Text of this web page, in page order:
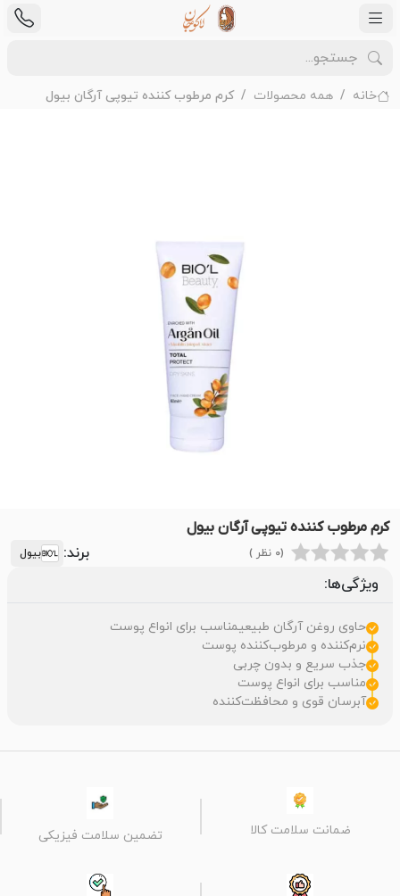
خانه همه محصولات کرم مرطوب کننده تیوپی آرگان بیول
کرم مرطوب کننده تیوپی آرگان بیول
(0 نظر ) برند: بیول
ویژگی‌ها:
حاوی روغن آرگان طبیعیمناسب برای انواع پوست
نرم‌کننده و مرطوب‌کننده پوست
جذب سریع و بدون چربی
مناسب برای انواع پوست
آبرسان قوی و محافظت‌کننده
ضمانت سلامت کالا تضمین سلامت فیزیکی